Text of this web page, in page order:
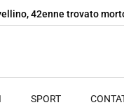
42enne trovato
SPORT